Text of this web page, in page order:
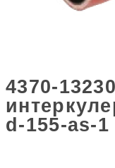
4370-
d-155-as-1